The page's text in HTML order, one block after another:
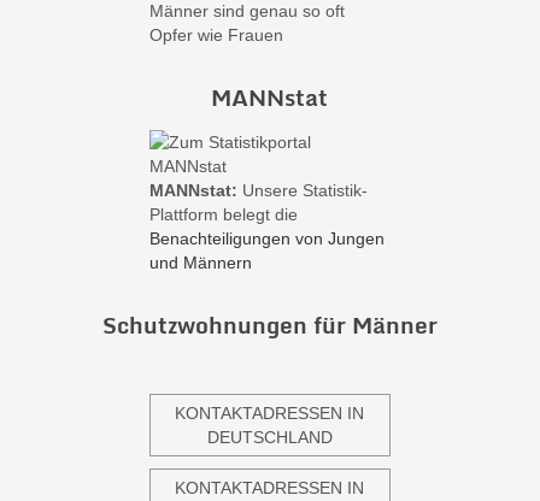
Männer sind genau so oft
Opfer wie Frauen
MANNstat
MANNstat: Unsere Statistik-
Plattform belegt die
Benachteiligungen von Jungen
und Männern
Schutzwohnungen für Männer
KONTAKTADRESSEN IN
DEUTSCHLAND
KONTAKTADRESSEN IN